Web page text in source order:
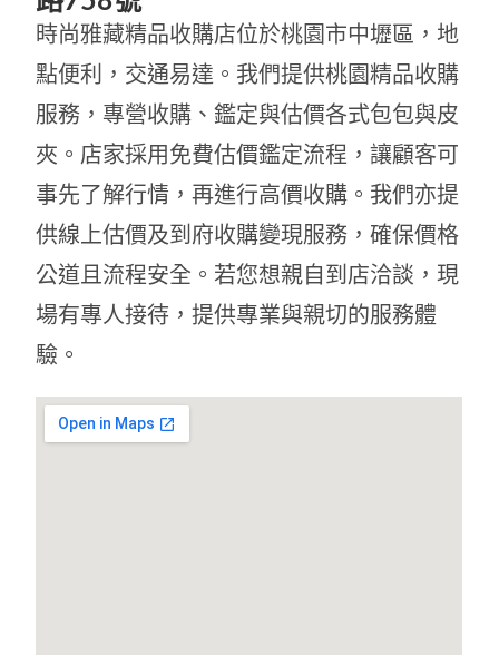
時尚雅藏精品收購店位於桃園市中壢區，地
點便利，交通易達。我們提供桃園精品收購
服務，專營收購、鑑定與估價各式包包與皮
夾。店家採用免費估價鑑定流程，讓顧客可
事先了解行情，再進行高價收購。我們亦提
供線上估價及到府收購變現服務，確保價格
公道且流程安全。若您想親自到店洽談，現
場有專人接待，提供專業與親切的服務體
驗。